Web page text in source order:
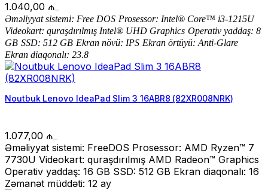
1.040,00 ₼
Əməliyyat sistemi: Free DOS Prosessor: Intel® Core™ i3-1215U
Videokart: quraşdırılmış Intel® UHD Graphics Operativ yaddaş: 8
GB SSD: 512 GB Ekran növü: IPS Ekran örtüyü: Anti-Glare
Ekran diaqonalı: 23.8
Noutbuk Lenovo IdeaPad Slim 3 16ABR8 (82XR008NRK)
1.077,00 ₼
Əməliyyat sistemi: FreeDOS Prosessor: AMD Ryzen™ 7
7730U Videokart: quraşdırılmış AMD Radeon™ Graphics
Operativ yaddaş: 16 GB SSD: 512 GB Ekran diaqonalı: 16
Zəmanət müddəti: 12 ay